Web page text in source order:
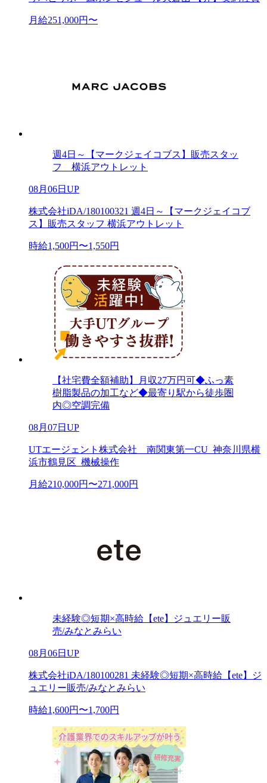
月給251,000円〜
週4日～【マークジェイコブス】販売スタッ
フ 横浜アウトレット
08月06日UP
株式会社iDA/180100321 週4日～【マークジェイコブ
ス】販売スタッフ 横浜アウトレット
時給1,500円〜1,550円
【社宅費全額補助】月収27万円可◆ふっ素
樹脂製品の加工など◆最寄り駅から徒歩圏
内◎空調完備
08月07日UP
UTエージェント株式会社 南関東第一CU_神奈川県横
浜市鶴見区_機械操作
月給210,000円〜271,000円
未経験◎短期×高時給【ete】ジュエリー販
売/みなとみらい
08月06日UP
株式会社iDA/180100281 未経験◎短期×高時給【ete】ジ
ュエリー販売/みなとみらい
時給1,600円〜1,700円